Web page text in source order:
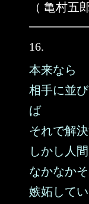
（ 亀村五
16.
本来なら
相手に並
ば
それで解決
しかし人
なかなか
嫉妬して